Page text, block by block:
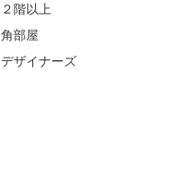
２階以上
角部屋
デザイナーズ